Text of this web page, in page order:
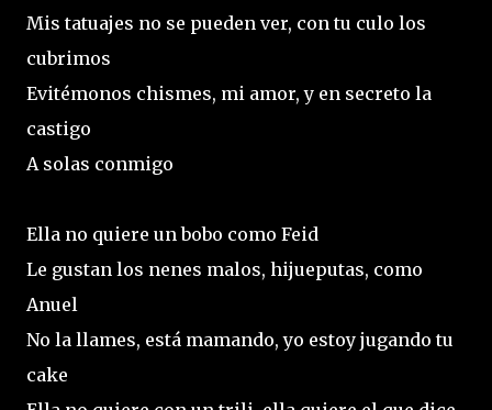
Mis tatuajes no se pueden ver, con tu culo los
cubrimos
Evitémonos chismes, mi amor, y en secreto la
castigo
A solas conmigo
Ella no quiere un bobo como Feid
Le gustan los nenes malos, hijueputas, como
Anuel
No la llames, está mamando, yo estoy jugando tu
cake